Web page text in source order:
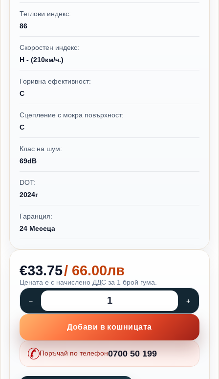
Теглови индекс:
86
Скоростен индекс:
H - (210км/ч.)
Горивна ефективност:
C
Сцепление с мокра повърхност:
C
Клас на шум:
69dB
DOT:
2024г
Гаранция:
24 Месеца
€33.75/ 66.00лв
Цената е с начислено ДДС за 1 брой гума.
Добави в кошницата
Поръчай по телефон0700 50 199